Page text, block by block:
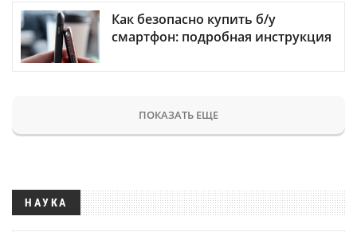
Как безопасно купить б/у
смартфон: подробная инструкция
ПОКАЗАТЬ ЕЩЕ
НАУКА